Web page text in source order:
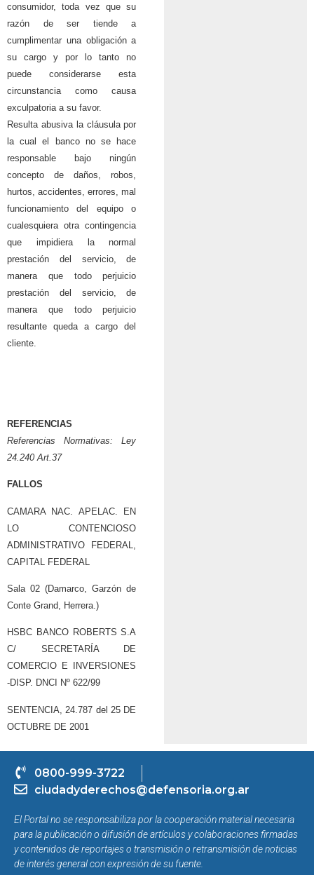
consumidor, toda vez que su
razón de ser tiende a
cumplimentar una obligación a
su cargo y por lo tanto no
puede considerarse esta
circunstancia como causa
exculpatoria a su favor.
Resulta abusiva la cláusula por
la cual el banco no se hace
responsable bajo ningún
concepto de daños, robos,
hurtos, accidentes, errores, mal
funcionamiento del equipo o
cualesquiera otra contingencia
que impidiera la normal
prestación del servicio, de
manera que todo perjuicio
prestación del servicio, de
manera que todo perjuicio
resultante queda a cargo del
cliente.
REFERENCIAS
Referencias Normativas: Ley
24.240 Art.37
FALLOS
CAMARA NAC. APELAC. EN
LO CONTENCIOSO
ADMINISTRATIVO FEDERAL,
CAPITAL FEDERAL
Sala 02 (Damarco, Garzón de
Conte Grand, Herrera.)
HSBC BANCO ROBERTS S.A
C/ SECRETARÍA DE
COMERCIO E INVERSIONES
-DISP. DNCI Nº 622/99
SENTENCIA, 24.787 del 25 DE
OCTUBRE DE 2001
0800-999-3722
ciudadyderechos@defensoria.org.ar
El Portal no se responsabiliza por la cooperación material necesaria
para la publicación o difusión de artículos y colaboraciones firmadas
y contenidos de reportajes o transmisión o retransmisión de noticias
de interés general con expresión de su fuente.